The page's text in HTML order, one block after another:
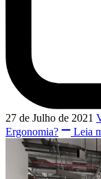
27 de Julho de 2021
Ergonomia?
Leia